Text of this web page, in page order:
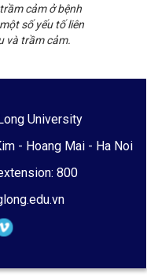
cảm ở bệnh
số yếu tố liên
và trầm cảm.
University
- Hoang Mai - Ha Noi
800